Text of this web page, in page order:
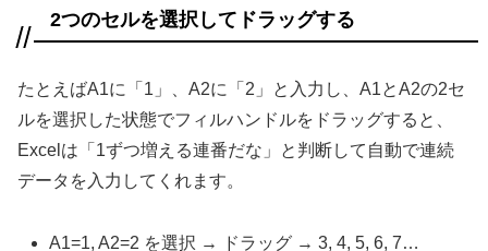
2つのセルを選択してドラッグする
たとえばA1に「1」、A2に「2」と入力し、A1とA2の2セ
ルを選択した状態でフィルハンドルをドラッグすると、
Excelは「1ずつ増える連番だな」と判断して自動で連続
データを入力してくれます。
A1=1, A2=2 を選択 → ドラッグ → 3, 4, 5, 6, 7…